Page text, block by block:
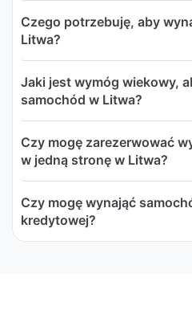
Czego potrzebuję, aby
Litwa?
Jaki jest wymóg wiekowy,
samochód w Litwa?
Czy mogę zarezerwować
w jedną stronę w Litwa?
Czy mogę wynająć
kredytowej?